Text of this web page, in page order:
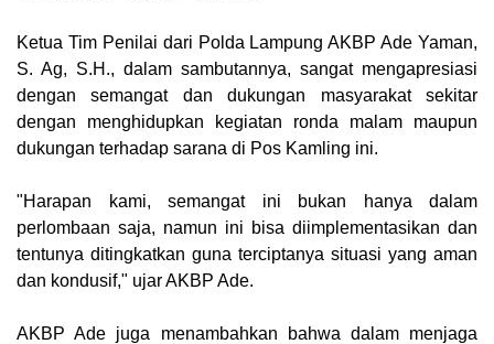
Ketua Tim Penilai dari Polda Lampung AKBP Ade Yaman,
S. Ag, S.H., dalam sambutannya, sangat mengapresiasi
dengan semangat dan dukungan masyarakat sekitar
dengan menghidupkan kegiatan ronda malam maupun
dukungan terhadap sarana di Pos Kamling ini.
"Harapan kami, semangat ini bukan hanya dalam
perlombaan saja, namun ini bisa diimplementasikan dan
tentunya ditingkatkan guna terciptanya situasi yang aman
dan kondusif," ujar AKBP Ade.
AKBP Ade juga menambahkan bahwa dalam menjaga